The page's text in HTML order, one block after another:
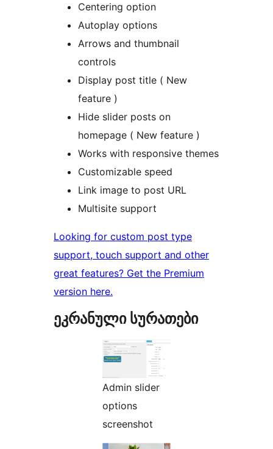
Centering option
Autoplay options
Arrows and thumbnail
controls
Display post title ( New
feature )
Hide slider posts on
homepage ( New feature )
Works with responsive themes
Customizable speed
Link image to post URL
Multisite support
Looking for custom post type
support, touch support and other
great features? Get the Premium
version here.
ეკრანული სურათები
Admin slider
options
screenshot